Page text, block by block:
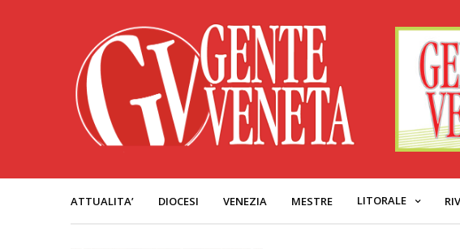
ATTUALITA’ DIOCESI VENEZIA MESTRE LITORALE